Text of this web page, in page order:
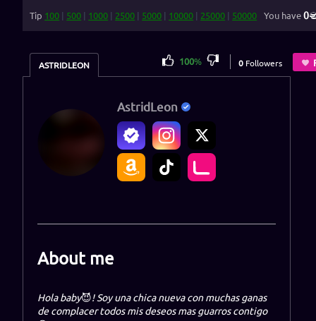
Tip 100 | 500 | 1000 | 2500 | 5000 | 10000 | 25000 | 50000 You have0
ASTRIDLEON 100% 0 Followers
AstridLeon
About me
Hola baby😈! Soy una chica nueva con muchas ganas
de complacer todos mis deseos mas guarros contigo